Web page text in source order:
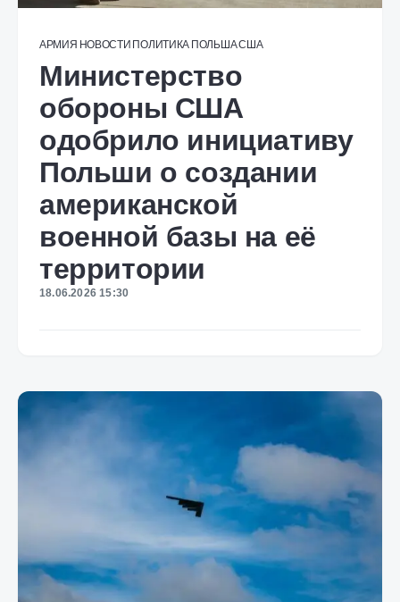
АРМИЯ НОВОСТИ ПОЛИТИКА ПОЛЬШАСША
Министерство
обороны США
одобрило инициативу
Польши о создании
американской
военной базы на её
территории
18.06.2026 15:30